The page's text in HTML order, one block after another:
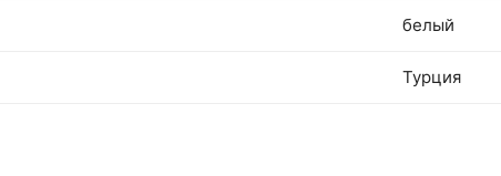
белый
Турция